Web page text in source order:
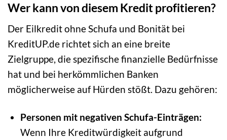
Wer kann von diesem Kredit profitieren?
Der Eilkredit ohne Schufa und Bonität bei
KreditUP.de richtet sich an eine breite
Zielgruppe, die spezifische finanzielle Bedürfnisse
hat und bei herkömmlichen Banken
möglicherweise auf Hürden stößt. Dazu gehören:
Personen mit negativen Schufa-Einträgen:
Wenn Ihre Kreditwürdigkeit aufgrund